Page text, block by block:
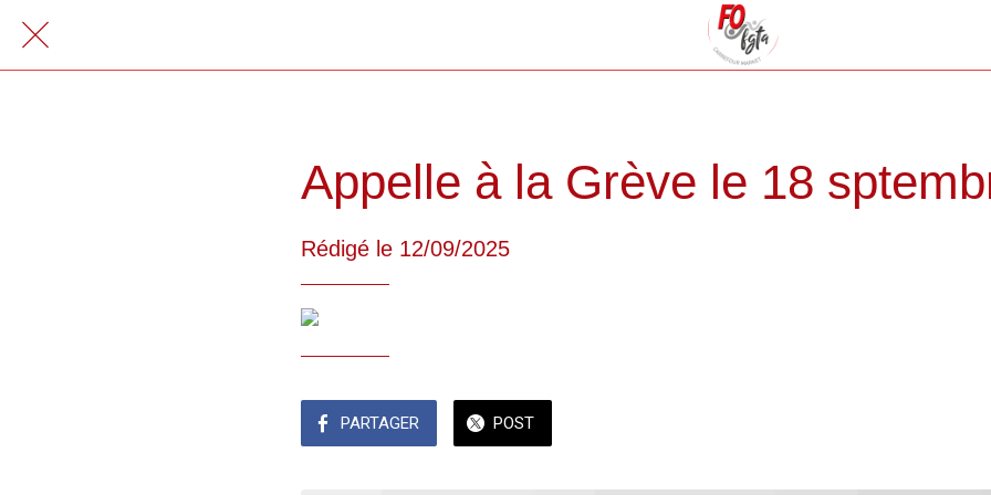
Appelle à la Grève le 18
Rédigé le 12/09/2025
PARTAGER POST